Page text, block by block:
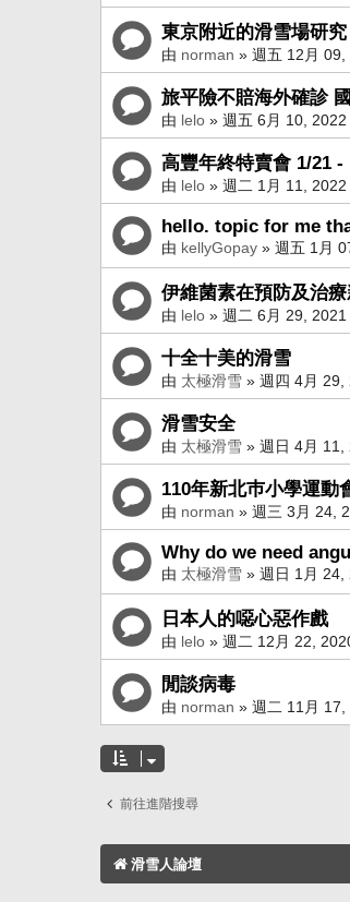
東京附近的滑雪場研究
由 norman » 週五 12月
旅平險不賠海外確診
由 lelo » 週五 6月 10,
高豐年終特賣會 1/21 -
由 lelo » 週二 1月 11,
hello. topic for me
由 kellyGopay » 週五 1月
伊維菌素在預防及治
由 lelo » 週二 6月 29,
十全十美的滑雪
由 太極滑雪 » 週四 4月 29,
滑雪安全
由 太極滑雪 » 週日 4月 11,
110年新北巿小學運動
由 norman » 週三 3月 24,
Why do we need
由 太極滑雪 » 週日 1月 24,
日本人的噁心惡作戲
由 lelo » 週二 12月 22,
閒談病毒
由 norman » 週二 11月
前往進階搜尋
滑雪人論壇